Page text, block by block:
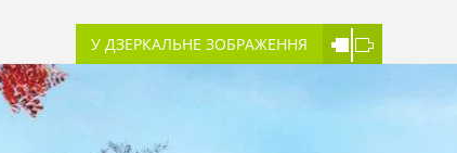
У ДЗЕРКАЛЬНЕ ЗОБРАЖЕННЯ